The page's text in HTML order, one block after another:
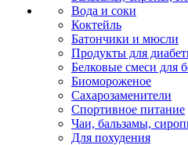
Вода и соки
Коктейль
Батончики и мюсли
Продукты для
Белковые смеси для
Биомороженое
Сахарозаменители
Спортивное питание
Чаи, бальзамы,
Для похудения